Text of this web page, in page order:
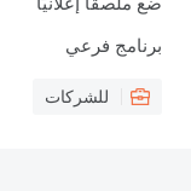
برنامج فرعي
للشركات